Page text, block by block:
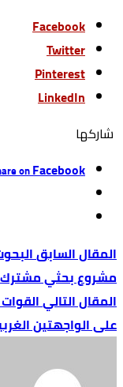
Facebook
Twitter
Pinterest
LinkedIn
‫‫ شاركها‬
onFacebook
مشروع بحثي
على الواجهتين